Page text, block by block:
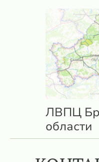
ЛВПЦ
области